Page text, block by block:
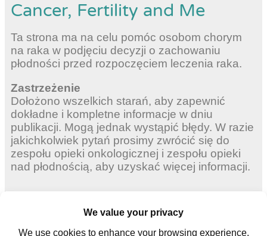
Cancer, Fertility and Me
Ta strona ma na celu pomóc osobom chorym
na raka w podjęciu decyzji o zachowaniu
płodności przed rozpoczęciem leczenia raka.
Zastrzeżenie
Dołożono wszelkich starań, aby zapewnić
dokładne i kompletne informacje w dniu
publikacji. Mogą jednak wystąpić błędy. W razie
jakichkolwiek pytań prosimy zwrócić się do
zespołu opieki onkologicznej i zespołu opieki
nad płodnością, aby uzyskać więcej informacji.